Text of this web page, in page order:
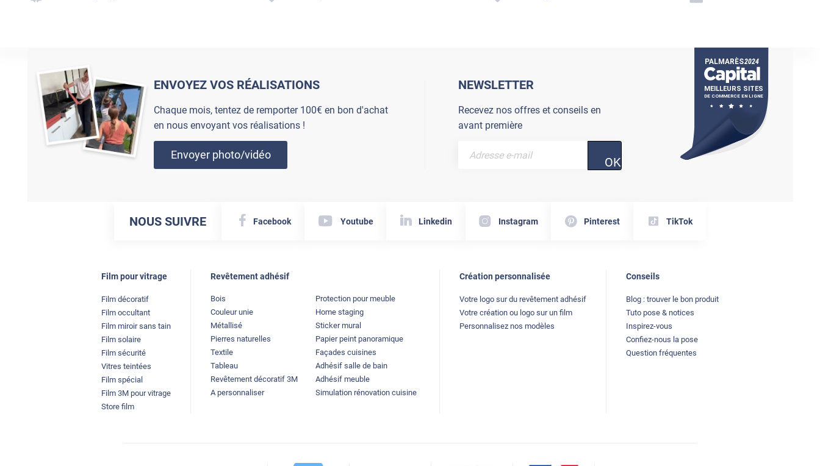
ENVOYEZ VOS RÉALISATIONS
Chaque mois, tentez de remporter 100€ en bon d'achat
en nous envoyant vos réalisations !
Envoyer photo/vidéo
NEWSLETTER
Recevez nos offres et conseils en
avant première
OK
NOUS SUIVRE Facebook Youtube Linkedin Instagram Pinterest TikTok
Film pour vitrage
Film décoratif
Film occultant
Film miroir sans tain
Film solaire
Film sécurité
Vitres teintées
Film spécial
Film 3M pour vitrage
Store film
Revêtement adhésif
Bois
Couleur unie
Métallisé
Pierres naturelles
Textile
Tableau
Revêtement décoratif 3M
A personnaliser
Protection pour meuble
Home staging
Sticker mural
Papier peint panoramique
Façades cuisines
Adhésif salle de bain
Adhésif meuble
Simulation rénovation cuisine
Création personnalisée
Votre logo sur du revêtement adhésif
Votre création ou logo sur un film
Personnalisez nos modèles
Conseils
Blog : trouver le bon produit
Tuto pose & notices
Inspirez-vous
Confiez-nous la pose
Question fréquentes